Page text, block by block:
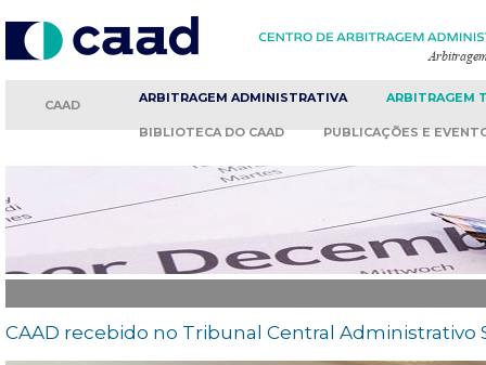
CAAD ARBITRAGEM ADMINISTRATIVA ARBITRAGEM
BIBLIOTECA DO CAAD PUBLICAÇÕES E
CAAD recebido no Tribunal Central Administrativo